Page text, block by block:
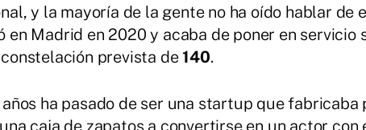
y la mayoría de la gente no ha oído hablar de
en Madrid en 2020 y acaba de poner en servicio
prevista de140.
años ha pasado de ser una startup que
caja de zapatos a convertirse en un actor con